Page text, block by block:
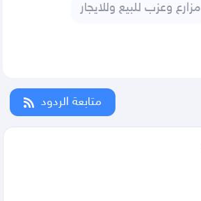
مزارع وعزب للبيع وللايجار
متابعة الردود